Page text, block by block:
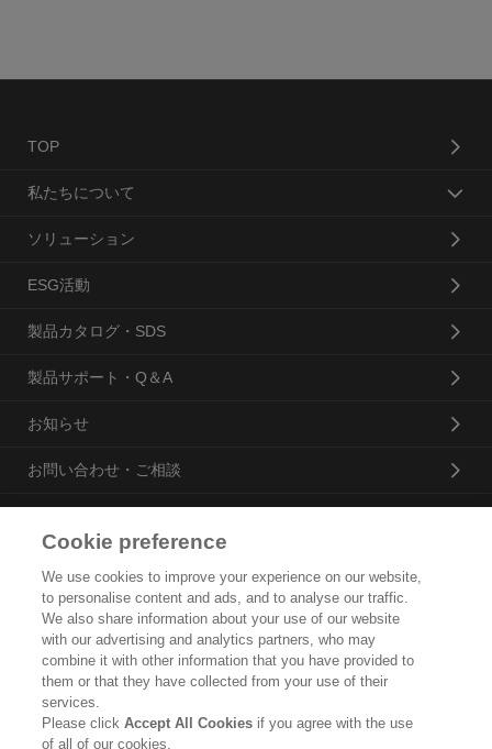
TOP
私たちについて
ソリューション
ESG活動
製品カタログ・SDS
製品サポート・Q＆A
お知らせ
お問い合わせ・ご相談
トップ
企業概要・沿革
製品カタログ
Cookie preference
We use cookies to improve your experience on our website,
to personalise content and ads, and to analyse our traffic.
We also share information about your use of our website
with our advertising and analytics partners, who may
combine it with other information that you have provided to
them or that they have collected from your use of their
services.
Please clickAccept All Cookies if you agree with the use
of all of our cookies.